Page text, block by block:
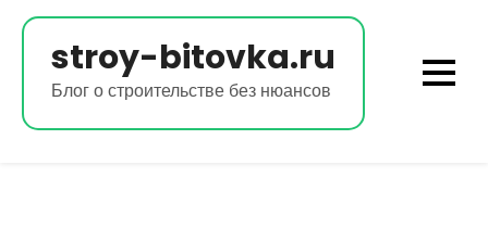
Перейти
содержимому
stroy-bitovka.ru
Блог о строительстве без нюансов